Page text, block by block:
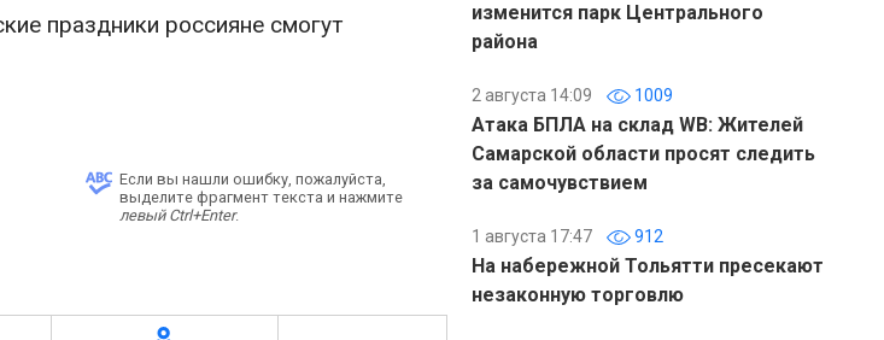
праздники россияне смогут
Если вы нашли ошибку, пожалуйста,
выделите фрагмент текста и нажмите
левый Ctrl+Enter.
изменится парк Центрального
района
2 августа 14:09 1009
Атака БПЛА на склад WB: Жителей
Самарской области просят следить
за самочувствием
1 августа 17:47 912
На набережной Тольятти пресекают
незаконную торговлю